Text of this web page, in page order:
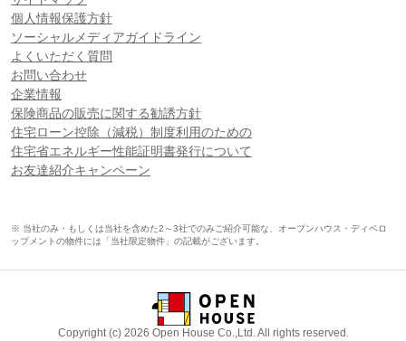
個人情報保護方針
ソーシャルメディアガイドライン
よくいただく質問
お問い合わせ
企業情報
保険商品の販売に関する勧誘方針
住宅ローン控除（減税）制度利用のための
住宅省エネルギー性能証明書発行について
お友達紹介キャンペーン
※ 当社のみ・もしくは当社を含めた2～3社でのみご紹介可能な、オープンハウス・ディベロ
ップメントの物件には「当社限定物件」の記載がございます。
Copyright (c) 2026 Open House Co.,Ltd. All rights reserved.